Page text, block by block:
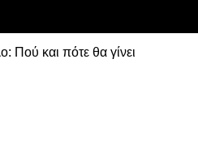
Πού και πότε θα γίνει